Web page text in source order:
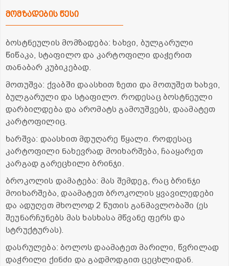
მომზადების წესი
ბოსტნეულის მომზადება: ხახვი, ბულგარული
წიწაკა, სტაფილო და კარტოფილი დაჭერით
თანაბარ კუბიკებად.
მოთუშვა: ქვაბში დაასხით ზეთი და მოთუშეთ ხახვი,
ბულგარული და სტაფილო. როდესაც ბოსტნეული
დარბილდება და არომატს გამოუშვებს, დაამატეთ
კარტოფილიც.
ხარშვა: დაასხით მდუღარე წყალი. როდესაც
კარტოფილი ნახევრად მოიხარშება, ჩააყარეთ
კარგად გარეცხილი ბრინჯი.
ბროკოლის დამატება: მას შემდეგ, რაც ბრინჯი
მოიხარშება, დაამატეთ ბროკოლის ყვავილედები
და ადუღეთ მხოლოდ 2 წუთის განმავლობაში (ეს
შეუნარჩუნებს მას ხასხასა მწვანე ფერს და
სტრუქტურას).
დასრულება: ბოლოს დაამატეთ მარილი, წვრილად
დაჭრილი ქინძი და გადმოდგით ცეცხლიდან.